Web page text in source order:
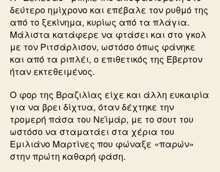
δεύτερο ημίχρονο και επέβαλε τον ρυθμό της
από το ξεκίνημα, κυρίως από τα πλάγια.
Μάλιστα κατάφερε να φτάσει και στο γκολ
με τον Ριτσάρλισον, ωστόσο όπως φάνηκε
και από τα ριπλέι, ο επιθετικός της Έβερτον
ήταν εκτεθειμένος.
Ο φορ της Βραζιλίας είχε και άλλη ευκαιρία
για να βρει δίχτυα, όταν δέχτηκε την
τρομερή πάσα του Νεϊμάρ, με το σουτ του
ωστόσο να σταματάει στα χέρια του
Εμιλιάνο Μαρτίνες που φώναξε «παρών»
στην πρώτη καθαρή φάση.